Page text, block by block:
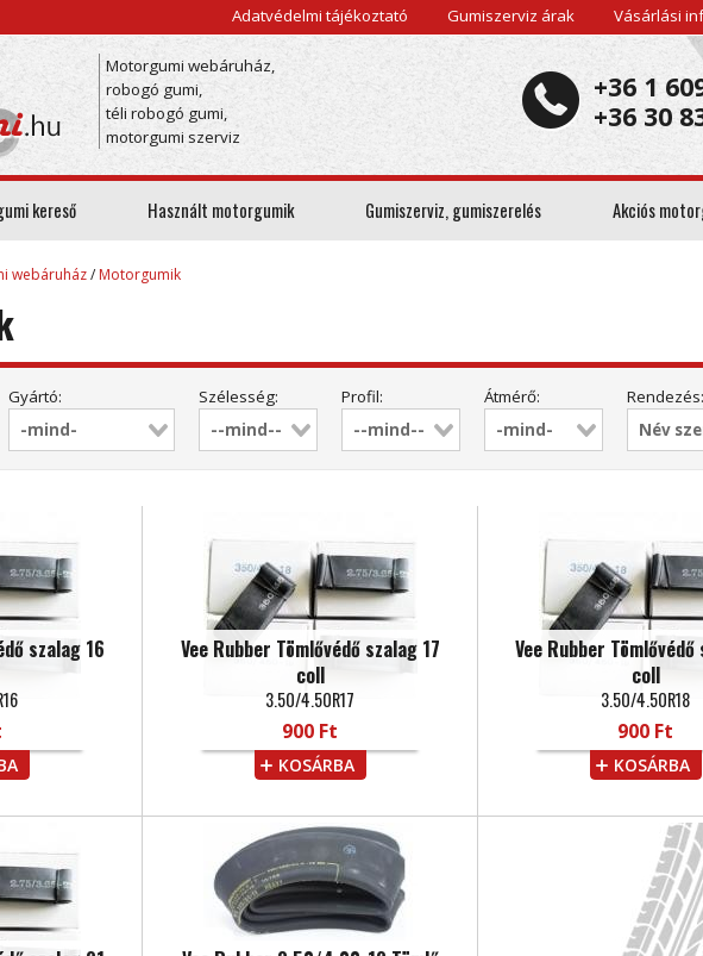
Adatvédelmi tájékoztató Gumiszerviz árak Vásárlási
Motorgumi webáruház,
robogó gumi,
téli robogó gumi,
motorgumi szerviz
+36 1
+36 30
kereső Használt motorgumik Gumiszerviz, gumiszerelés Akciós
webáruház/ Motorgumik
Gyártó: Szélesség: Profil: Átmérő: Rendezés:
szalag 16
Vee Rubber Tömlővédő szalag 17
coll
3.50/4.50R17
900 Ft
KOSÁRBA
Vee Rubber Tömlővédő
coll
3.50/4.50R18
900 Ft
KOSÁRBA